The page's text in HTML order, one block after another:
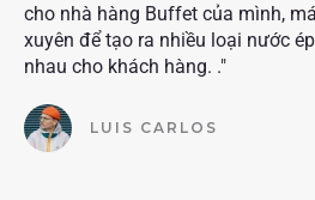
cho nhà hàng Buffet của mình,
xuyên để tạo ra nhiều loại nước
nhau cho khách hàng. ."
LUIS CARLOS